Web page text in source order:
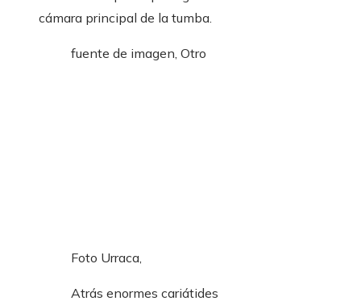
cámara principal de la tumba.
fuente de imagen, Otro
Foto Urraca,
Atrás enormes cariátides